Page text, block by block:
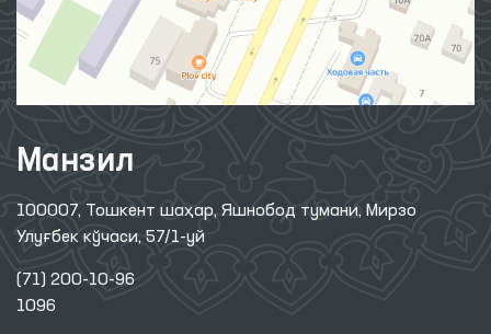
Манзил
100007, Тошкент шаҳар, Яшнобод тумани, Мирзо
Улуғбек кўчаси, 57/1-уй
(71) 200-10-96
1096